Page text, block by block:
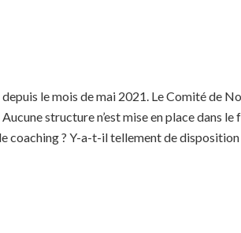
le mois de mai 2021. Le Comité de
structure n’est mise en place dans
? Y-a-t-il tellement de disposition